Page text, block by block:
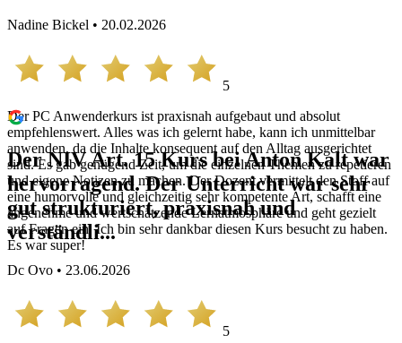
Nadine Bickel • 20.02.2026
5
Der PC Anwenderkurs ist praxisnah aufgebaut und absolut
empfehlenswert. Alles was ich gelernt habe, kann ich unmittelbar
anwenden, da die Inhalte konsequent auf den Alltag ausgerichtet
sind. Es gab genügend Zeit, um die einzelnen Themen zu repetieren
und eigene Notizen zu machen. Der Dozent vermittelt den Stoff auf
eine humorvolle und gleichzeitig sehr kompetente Art, schafft eine
angenehme und wertschätzende Lernatmosphäre und geht gezielt
auf Fragen ein. Ich bin sehr dankbar diesen Kurs besucht zu haben.
Es war super!
Der NIV Art. 15 Kurs bei Anton Kalt war
hervorragend. Der Unterricht war sehr
gut strukturiert, praxisnah und
verständli...
Dc Ovo • 23.06.2026
5